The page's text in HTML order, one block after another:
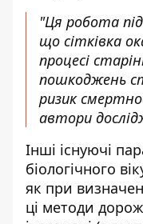
"Ця робота
що сітківка
процесі
пошкоджень
ризик
автори
Інші існуючі
біологічного
як при
ці методи